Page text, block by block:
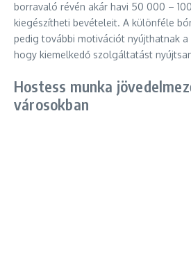
borravaló révén akár havi 50 000 –
kiegészítheti bevételeit. A különféle
pedig további motivációt nyújthatnak a
hogy kiemelkedő szolgáltatást
Hostess munka
városokban